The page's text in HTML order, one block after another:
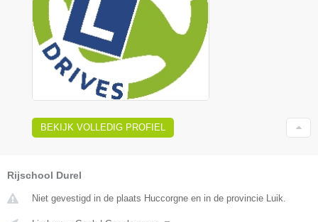
BEKIJK VOLLEDIG PROFIEL
Rijschool Durel
Niet gevestigd in de plaats Huccorgne en in de provincie Luik.